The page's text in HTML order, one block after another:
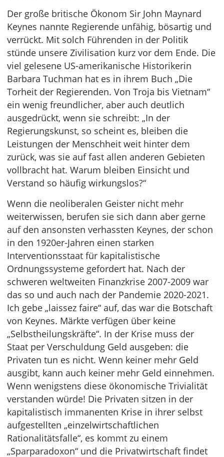
Der große britische Ökonom Sir John Maynard
Keynes nannte Regierende unfähig, bösartig und
verrückt. Mit solch Führenden in der Politik
stünde unsere Zivilisation kurz vor dem Ende. Die
viel gelesene US-amerikanische Historikerin
Barbara Tuchman hat es in ihrem Buch „Die
Torheit der Regierenden. Von Troja bis Vietnam“
ein wenig freundlicher, aber auch deutlich
ausgedrückt, wenn sie schreibt: „In der
Regierungskunst, so scheint es, bleiben die
Leistungen der Menschheit weit hinter dem
zurück, was sie auf fast allen anderen Gebieten
vollbracht hat. Warum bleiben Einsicht und
Verstand so häufig wirkungslos?“
Wenn die neoliberalen Geister nicht mehr
weiterwissen, berufen sie sich dann aber gerne
auf den ansonsten verhassten Keynes, der schon
in den 1920er-Jahren einen starken
Interventionsstaat für kapitalistische
Ordnungssysteme gefordert hat. Nach der
schweren weltweiten Finanzkrise 2007-2009 war
das so und auch nach der Pandemie 2020-2021.
Ich gebe „laissez faire“ auf, das war die Botschaft
von Keynes. Märkte verfügen über keine
„Selbstheilungskräfte“. In der Krise muss der
Staat per Verschuldung Geld ausgeben: die
Privaten tun es nicht. Wenn keiner mehr Geld
ausgibt, kann auch keiner mehr Geld einnehmen.
Wenn wenigstens diese ökonomische Trivialität
verstanden würde! Die Privaten sitzen in der
kapitalistisch immanenten Krise in ihrer selbst
aufgestellten „einzelwirtschaftlichen
Rationalitätsfalle“, es kommt zu einem
„Sparparadoxon“ und die Privatwirtschaft findet